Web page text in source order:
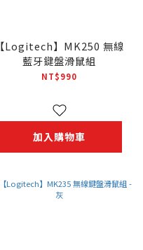
【Logitech】MK250 無線
藍牙鍵盤滑鼠組
NT$990
加入購物車